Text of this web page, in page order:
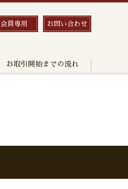
会員専用 お問い合わせ
お取引開始までの流れ